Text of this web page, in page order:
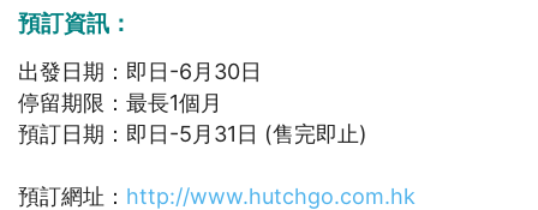
預訂資訊：
出發日期：即日-6月30日
停留期限：最長1個月
預訂日期：即日-5月31日 (售完即止)
預訂網址： http://www.hutchgo.com.hk